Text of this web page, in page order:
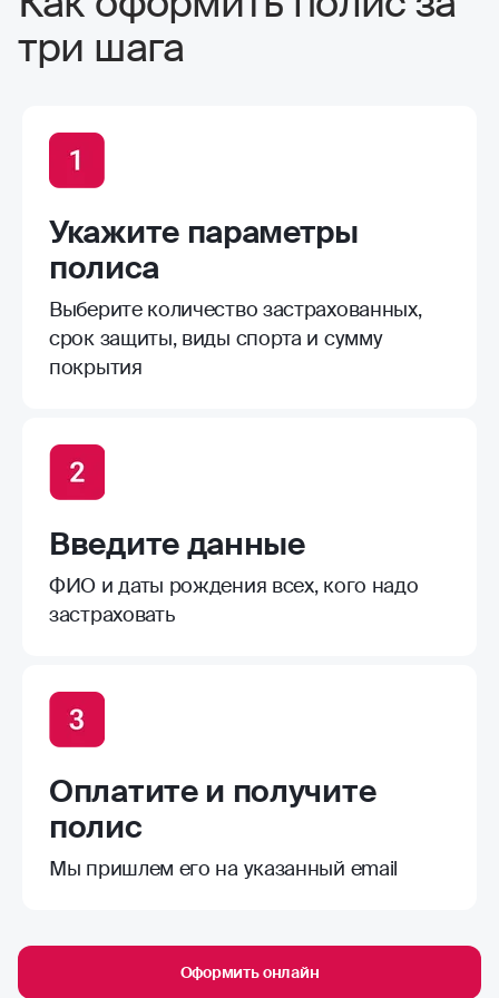
простой и быстрый, без проволочек, как
раз до следующих соревнований и
успели, конечно, от травм не убережет,
качественное
три шага
Укажите параметры
полиса
Выберите количество застрахованных,
срок защиты, виды спорта и сумму
покрытия
Введите данные
ФИО и даты рождения всех, кого надо
застраховать
Оплатите и получите
полис
Мы пришлем его на указанный email
Оформить онлайн